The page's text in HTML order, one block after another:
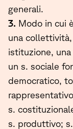
generali.
3. Modo in cui
una collettività,
istituzione,
un s. sociale
democratico,
s.
s. produttivo;